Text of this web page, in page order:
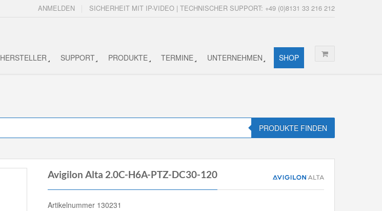
SICHERHEIT MIT IP-VIDEO | TECHNISCHER SUPPORT: +49 (0)8131 33 216 212
ANMELDEN
HERSTELLER SUPPORT PRODUKTE TERMINE UNTERNEHMEN SHOP
PRODUKTE FINDEN
Avigilon Alta 2.0C-H6A-PTZ-DC30-120
Artikelnummer 130231